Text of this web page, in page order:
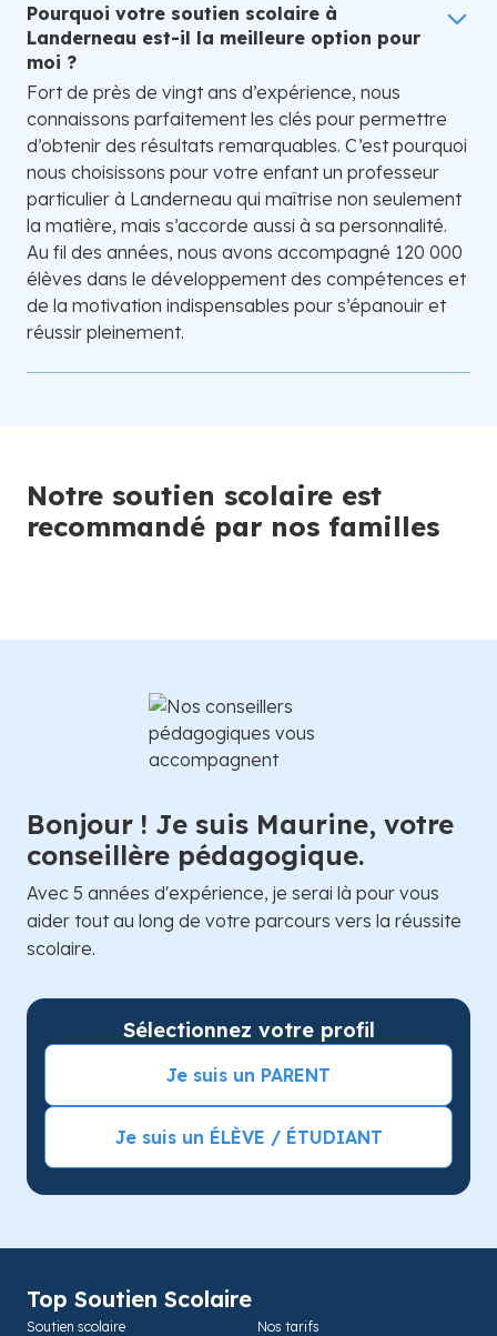
Pourquoi votre soutien scolaire à
Landerneau est-il la meilleure option pour
moi ?
Fort de près de vingt ans d’expérience, nous
connaissons parfaitement les clés pour permettre
d’obtenir des résultats remarquables. C’est pourquoi
nous choisissons pour votre enfant un professeur
particulier à Landerneau qui maîtrise non seulement
la matière, mais s’accorde aussi à sa personnalité.
Au fil des années, nous avons accompagné 120 000
élèves dans le développement des compétences et
de la motivation indispensables pour s’épanouir et
réussir pleinement.
Notre soutien scolaire est
recommandé par nos familles
Bonjour ! Je suis Maurine, votre
conseillère pédagogique.
Avec 5 années d'expérience, je serai là pour vous
aider tout au long de votre parcours vers la réussite
scolaire.
Sélectionnez votre profil
Je suis un PARENT
Je suis un ÉLÈVE / ÉTUDIANT
Top Soutien Scolaire
Soutien scolaire
Nos tarifs